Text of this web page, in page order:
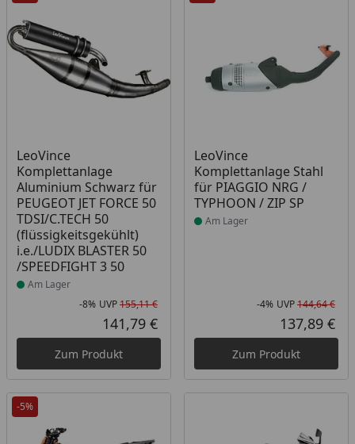
LeoVince
Komplettanlage
Aluminium Schwarz für
PEUGEOT JET FORCE 50
TDSI/C.TECH 50
(flüssigkeitsgekühlt)
i.e./LUDIX BLASTER 50
/SPEEDFIGHT 3 50
Produkt am Lager
Am Lager
Rabatt in Prozent
-8%
Ursprünglicher Preis
UVP155,11 €
Aktueller Preis
141,79 €
Zum Produkt
LeoVince
Komplettanlage Stahl
für PIAGGIO NRG /
TYPHOON / ZIP SP
Produkt am Lager
Am Lager
-4% UVP144,64 €
137,89 €
Zum Produkt
-5%